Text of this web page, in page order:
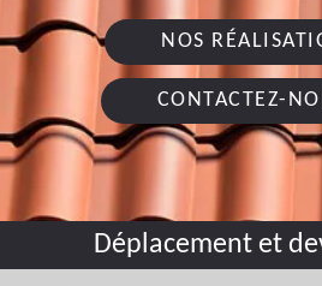
NOS
CONTACTEZ-
Déplacement et